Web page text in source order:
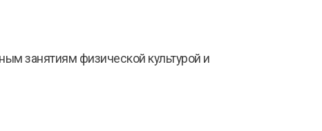
занятиям физической культурой и